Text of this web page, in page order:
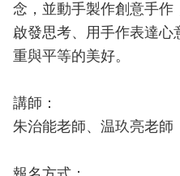
公
文
公
專
區
念，並動手製作創意手作
啟發思考、用手作表達
重與平等的美好。
講師：
朱治能老師、温玖亮老師